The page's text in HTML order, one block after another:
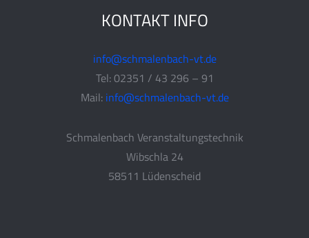
KONTAKT INFO
info@schmalenbach-vt.de
Tel: 02351 / 43 296 – 91
Mail: info@schmalenbach-vt.de
Schmalenbach Veranstaltungstechnik
Wibschla 24
58511 Lüdenscheid